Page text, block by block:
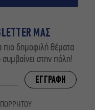
ΜΑΣ
δημοφιλή θέματα
στην πόλη!